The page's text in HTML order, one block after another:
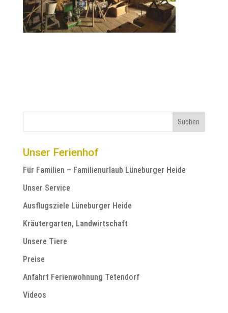
Unser Ferienhof
Für Familien – Familienurlaub Lüneburger Heide
Unser Service
Ausflugsziele Lüneburger Heide
Kräutergarten, Landwirtschaft
Unsere Tiere
Preise
Anfahrt Ferienwohnung Tetendorf
Videos